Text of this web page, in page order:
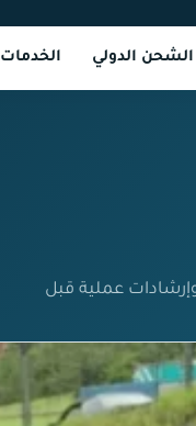
الدولي الخدمات
عملية قبل